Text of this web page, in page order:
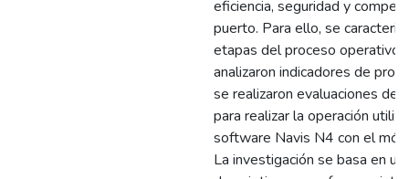
eficiencia, seguridad y
puerto. Para ello, se
etapas del proceso operativo,
analizaron indicadores de
se realizaron evaluaciones de
para realizar la operación
software Navis N4 con el
La investigación se basa en